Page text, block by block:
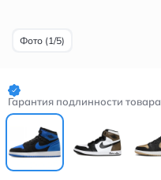
Фото (1/5)
Гарантия подлинности товара